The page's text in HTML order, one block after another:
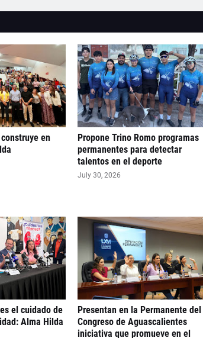
en
Propone Trino Romo programas
permanentes para detectar
talentos en el deporte
July 30, 2026
el cuidado de
Alma Hilda
Presentan en la Permanente del
Congreso de Aguascalientes
iniciativa que promueve en el